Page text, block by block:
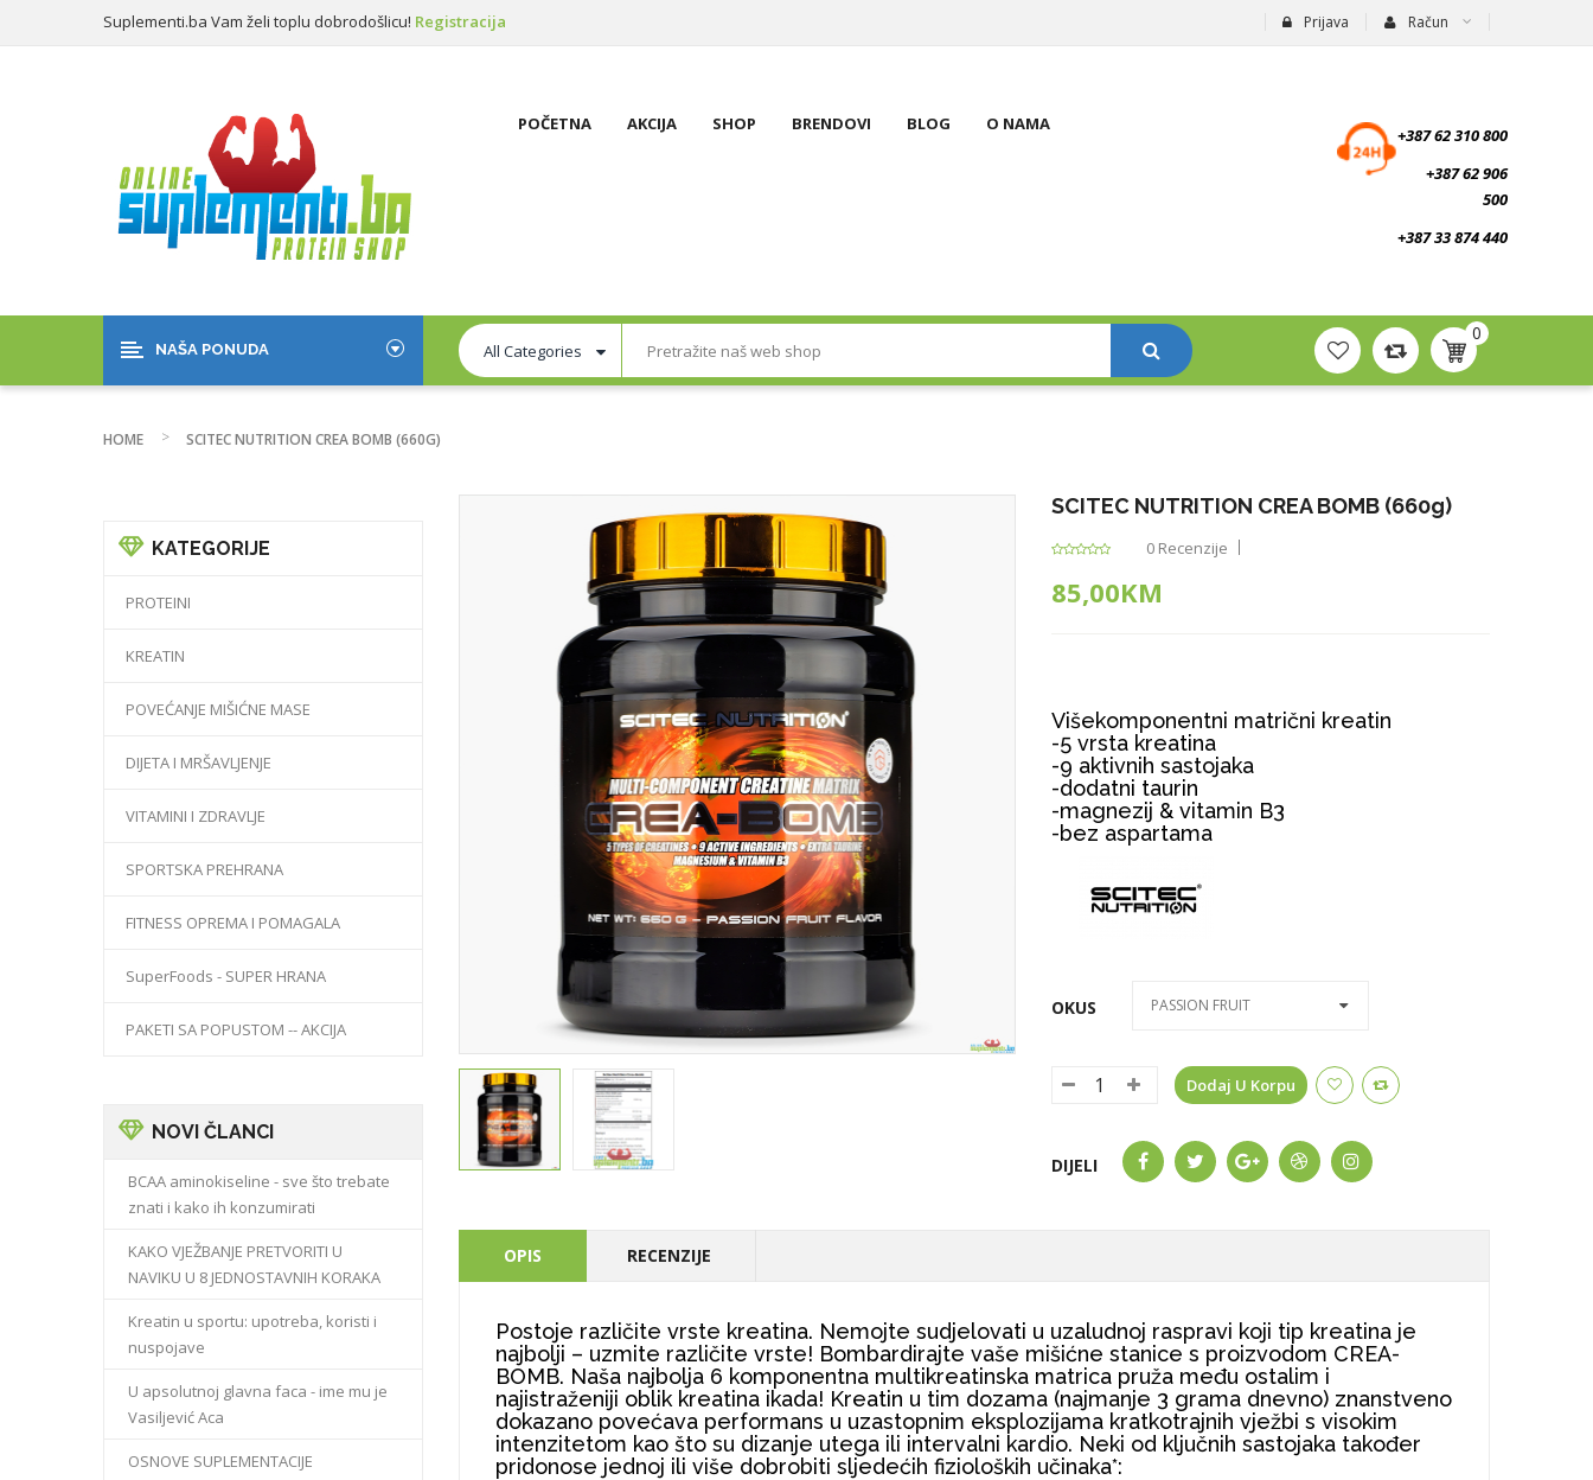
Suplementi.ba Vam želi toplu dobrodošlicu! Registracija
Prijava Račun
POČETNA AKCIJA SHOP BRENDOVI BLOG O NAMA
+387 62 310 800
+387 62 906
500
+387 33 874 440
NAŠA PONUDA
0
HOME SCITEC NUTRITION CREA BOMB (660G)
KATEGORIJE
PROTEINI
KREATIN
POVEĆANJE MIŠIĆNE MASE
DIJETA I MRŠAVLJENJE
VITAMINI I ZDRAVLJE
SPORTSKA PREHRANA
FITNESS OPREMA I POMAGALA
SuperFoods - SUPER HRANA
PAKETI SA POPUSTOM -- AKCIJA
NOVI ČLANCI
BCAA aminokiseline - sve što trebate
znati i kako ih konzumirati
KAKO VJEŽBANJE PRETVORITI U
NAVIKU U 8 JEDNOSTAVNIH KORAKA
Kreatin u sportu: upotreba, koristi i
nuspojave
U apsolutnoj glavna faca - ime mu je
Vasiljević Aca
OSNOVE SUPLEMENTACIJE
SCITEC NUTRITION CREA BOMB (660g)
0 Recenzije
85,00KM
Višekomponentni matrični kreatin
-5 vrsta kreatina
-9 aktivnih sastojaka
-dodatni taurin
-magnezij & vitamin B3
-bez aspartama
OKUS PASSION FRUIT
Dodaj U Korpu
DIJELI
OPIS RECENZIJE
Postoje različite vrste kreatina. Nemojte sudjelovati u uzaludnoj raspravi koji tip kreatina je
najbolji – uzmite različite vrste! Bombardirajte vaše mišićne stanice s proizvodom CREA-
BOMB. Naša najbolja 6 komponentna multikreatinska matrica pruža među ostalim i
najistraženiji oblik kreatina ikada! Kreatin u tim dozama (najmanje 3 grama dnevno) znanstveno
dokazano povećava performans u uzastopnim eksplozijama kratkotrajnih vježbi s visokim
intenzitetom kao što su dizanje utega ili intervalni kardio. Neki od ključnih sastojaka također
pridonose jednoj ili više dobrobiti sljedećih fizioloških učinaka*: